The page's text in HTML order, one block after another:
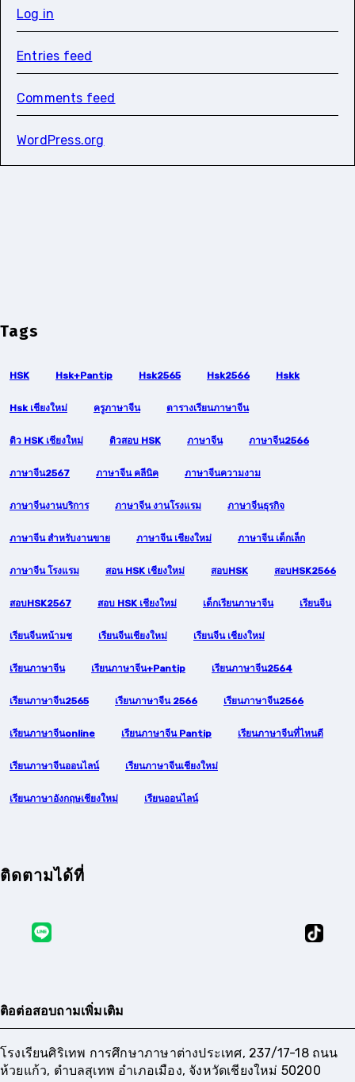
Log in
Entries feed
Comments feed
WordPress.org
Tags
HSK Hsk+pantip Hsk2565 Hsk2566 Hskk
Hsk เชียงใหม่ ครูภาษาจีน ตารางเรียนภาษาจีน
ติว HSK เชียงใหม่ ติวสอบ HSK ภาษาจีน ภาษาจีน2566
ภาษาจีน2567 ภาษาจีน คลีนิค ภาษาจีนความงาม
ภาษาจีนงานบริการ ภาษาจีน งานโรงแรม ภาษาจีนธุรกิจ
ภาษาจีน สำหรับงานขาย ภาษาจีน เชียงใหม่ ภาษาจีน เด็กเล็ก
ภาษาจีน โรงแรม สอน HSK เชียงใหม่ สอบHSK สอบHSK2566
สอบHSK2567 สอบ HSK เชียงใหม่ เด็กเรียนภาษาจีน เรียนจีน
เรียนจีนหน้ามช เรียนจีนเชียงใหม่ เรียนจีน เชียงใหม่
เรียนภาษาจีน เรียนภาษาจีน+pantip เรียนภาษาจีน2564
เรียนภาษาจีน2565 เรียนภาษาจีน 2566 เรียนภาษาจีน2566
เรียนภาษาจีนonline เรียนภาษาจีน Pantip เรียนภาษาจีนที่ไหนดี
เรียนภาษาจีนออนไลน์ เรียนภาษาจีนเชียงใหม่
เรียนภาษาอังกฤษเชียงใหม่ เรียนออนไลน์
ติดตามได้ที่
ติอต่อสอบถามเพิ่มเติม
โรงเรียนศิริเทพ การศึกษาภาษาต่างประเทศ, 237/17-18 ถนน
ห้วยแก้ว, ตำบลสุเทพ อำเภอเมือง, จังหวัดเชียงใหม่ 50200